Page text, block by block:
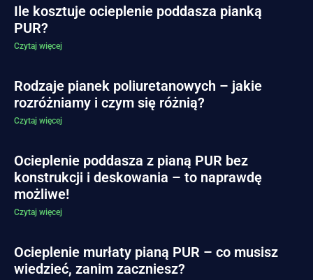
Ile kosztuje ocieplenie poddasza pianką
PUR?
Czytaj więcej
Rodzaje pianek poliuretanowych – jakie
rozróżniamy i czym się różnią?
Czytaj więcej
Ocieplenie poddasza z pianą PUR bez
konstrukcji i deskowania – to naprawdę
możliwe!
Czytaj więcej
Ocieplenie murłaty pianą PUR – co musisz
wiedzieć, zanim zaczniesz?